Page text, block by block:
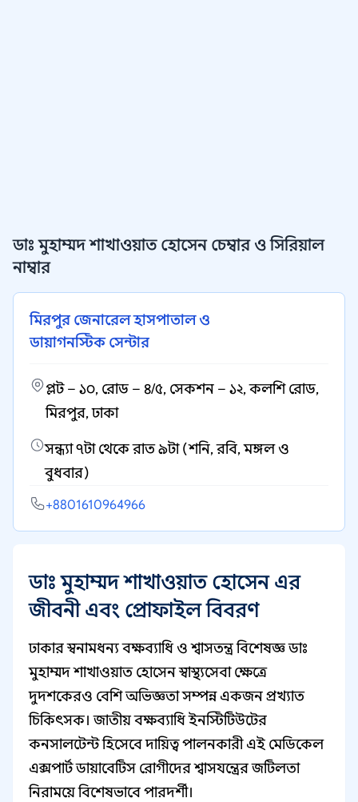
ডাঃ মুহাম্মদ শাখাওয়াত হোসেন চেম্বার ও সিরিয়াল
নাম্বার
মিরপুর জেনারেল হাসপাতাল ও
ডায়াগনস্টিক সেন্টার
প্লট – ১০, রোড – ৪/৫, সেকশন – ১২, কলশি রোড,
মিরপুর, ঢাকা
সন্ধ্যা ৭টা থেকে রাত ৯টা (শনি, রবি, মঙ্গল ও
বুধবার)
+8801610964966
ডাঃ মুহাম্মদ শাখাওয়াত হোসেন এর
জীবনী এবং প্রোফাইল বিবরণ
ঢাকার স্বনামধন্য বক্ষব্যাধি ও শ্বাসতন্ত্র বিশেষজ্ঞ ডাঃ
মুহাম্মদ শাখাওয়াত হোসেন স্বাস্থ্যসেবা ক্ষেত্রে
দুদশকেরও বেশি অভিজ্ঞতা সম্পন্ন একজন প্রখ্যাত
চিকিৎসক। জাতীয় বক্ষব্যাধি ইনস্টিটিউটের
কনসালটেন্ট হিসেবে দায়িত্ব পালনকারী এই মেডিকেল
এক্সপার্ট ডায়াবেটিস রোগীদের শ্বাসযন্ত্রের জটিলতা
নিরাময়ে বিশেষভাবে পারদর্শী।